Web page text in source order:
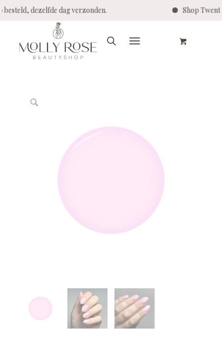
dezelfde dag verzonden. Shop Twenty